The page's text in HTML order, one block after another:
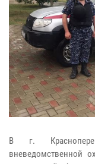
В г.
вневедомственной